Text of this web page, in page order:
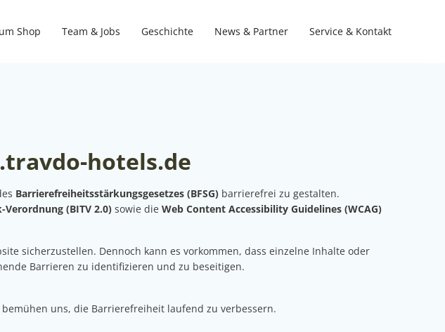
Shop Team & Jobs Geschichte News & Partner Service & Kontakt
hotels.de
Barrierefreiheitsstärkungsgesetzes (BFSG) barrierefrei zu gestalten.
(BITV 2.0) sowie die Web Content Accessibility Guidelines (WCAG)
sicherzustellen. Dennoch kann es vorkommen, dass einzelne Inhalte oder
Barrieren zu identifizieren und zu beseitigen.
uns, die Barrierefreiheit laufend zu verbessern.